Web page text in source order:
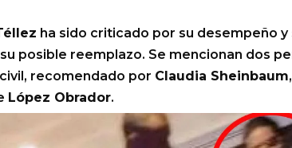
ha sido criticado por su desempeño
posible reemplazo. Se mencionan dos
recomendado por Claudia Sheinbaum
López Obrador.